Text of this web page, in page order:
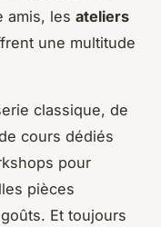
amis, les ateliers
une multitude
classique, de
cours dédiés
pour
pièces
Et toujours